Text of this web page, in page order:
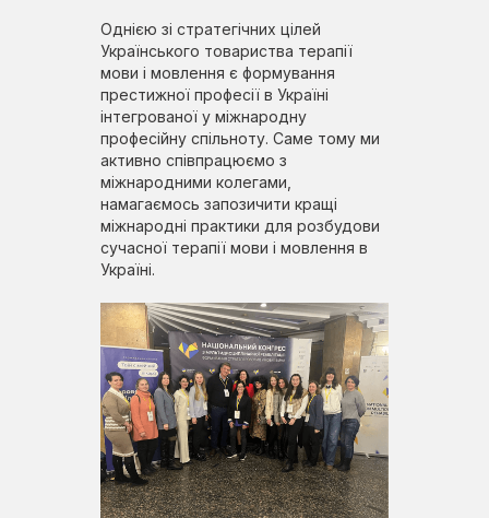
Однією зі стратегічних цілей
Українського товариства терапії
мови і мовлення є формування
престижної професії в Україні
інтегрованої у міжнародну
професійну спільноту. Саме тому ми
активно співпрацюємо з
міжнародними колегами,
намагаємось запозичити кращі
міжнародні практики для розбудови
сучасної терапії мови і мовлення в
Україні.